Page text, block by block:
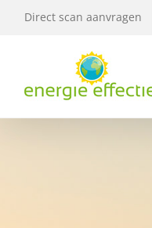
Direct scan aanvragen